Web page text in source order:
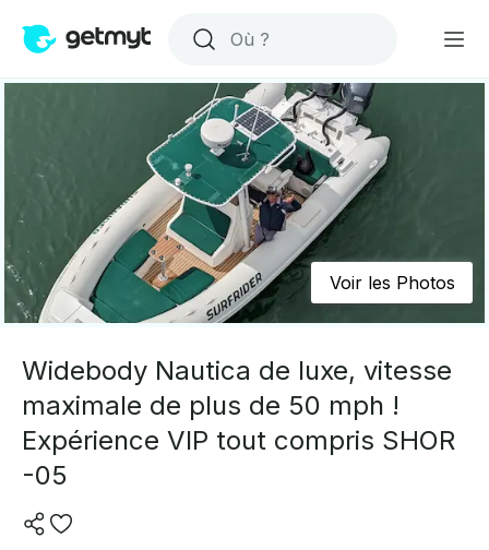
Voir les Photos
Widebody Nautica de luxe, vitesse
maximale de plus de 50 mph !
Expérience VIP tout compris SHOR
-05